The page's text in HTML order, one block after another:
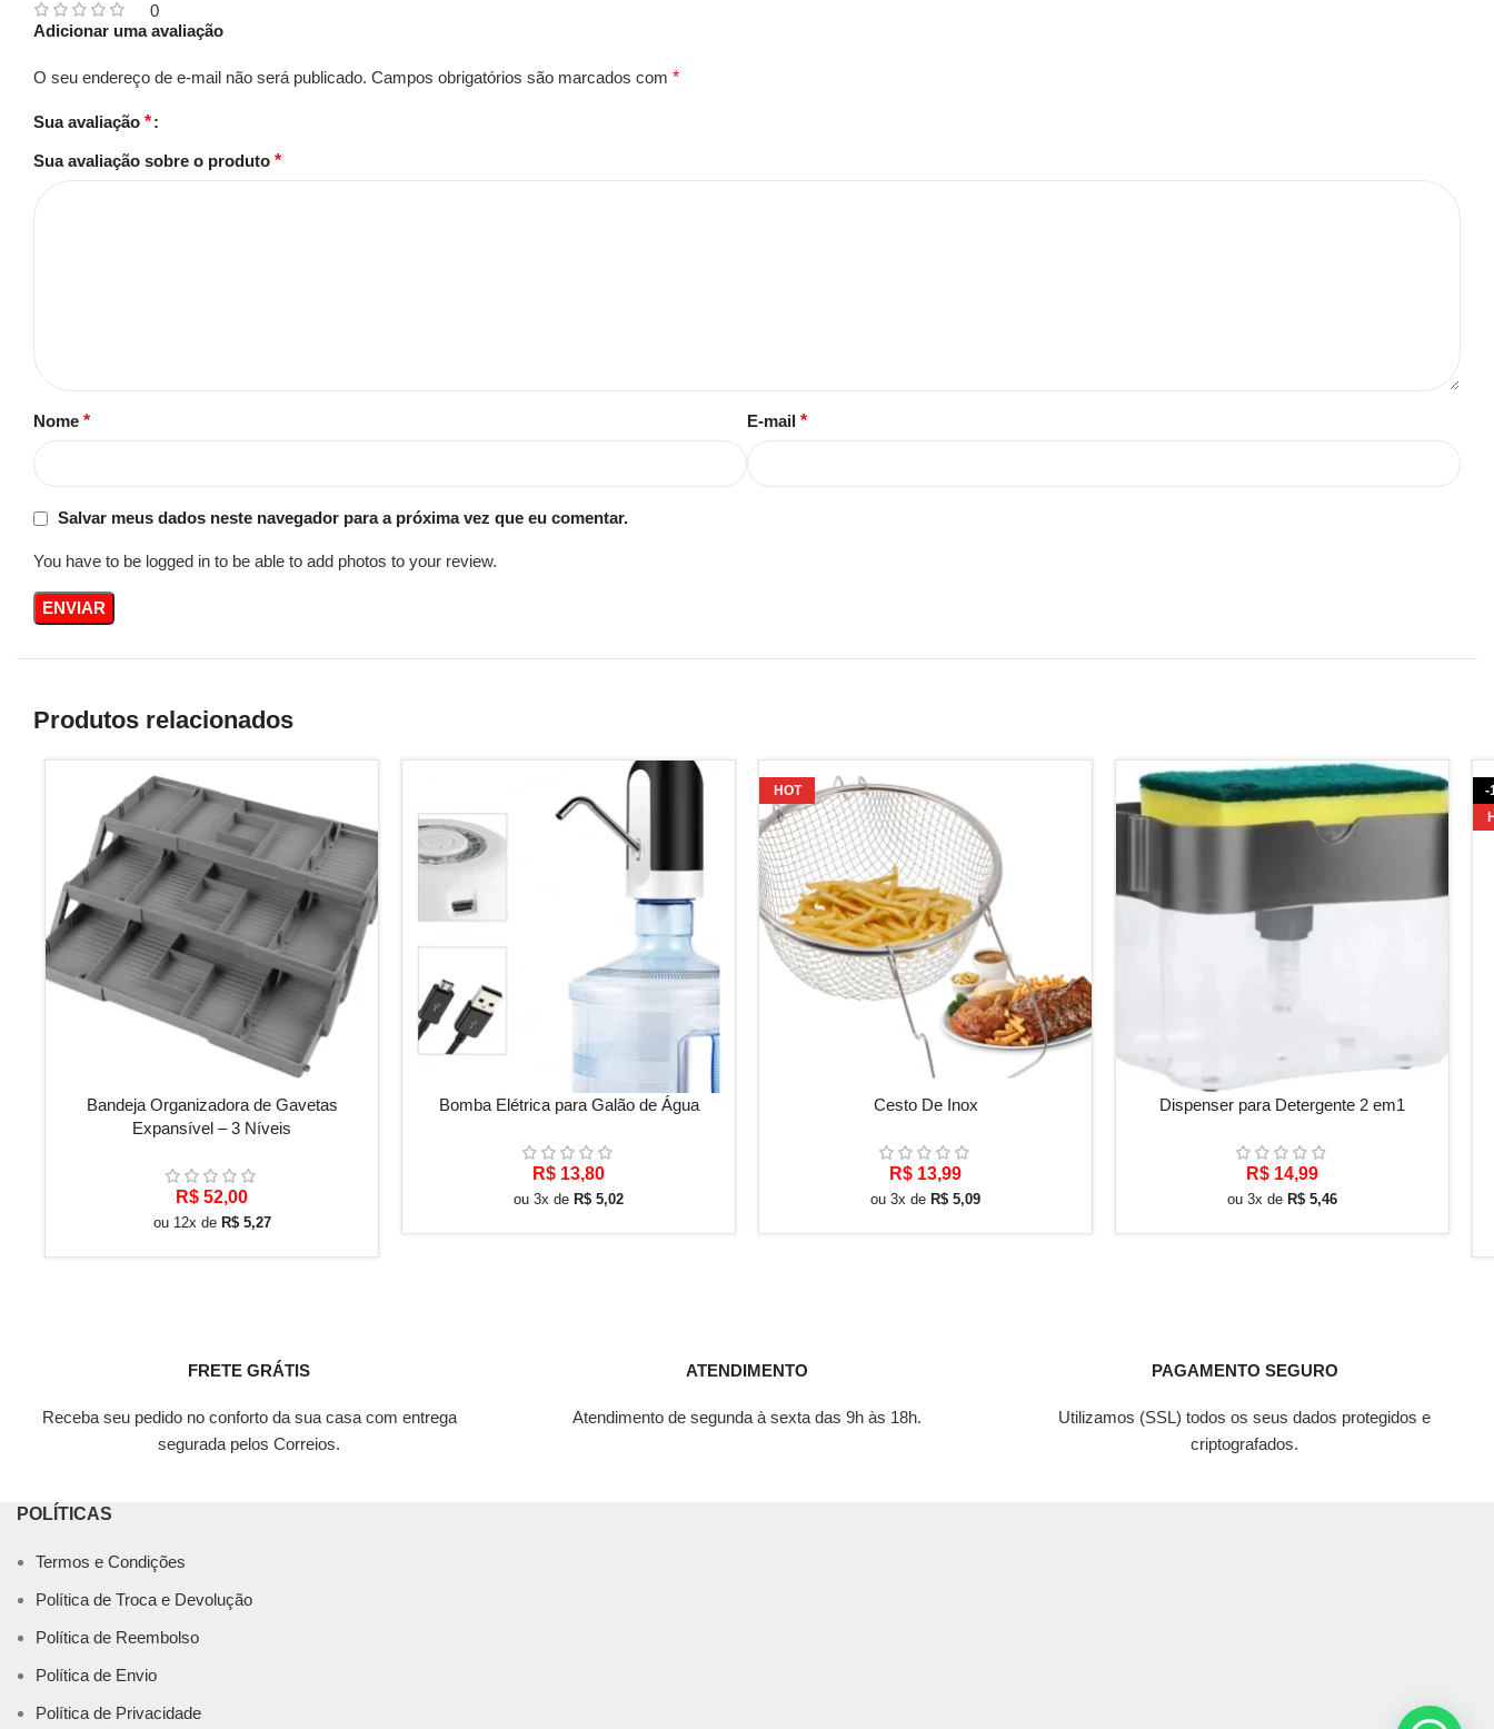
0
Adicionar uma avaliação
O seu endereço de e-mail não será publicado. Campos obrigatórios são marcados com *
Sua avaliação *
Sua avaliação sobre o produto *
Nome * E-mail *
Salvar meus dados neste navegador para a próxima vez que eu comentar.
You have to be logged in to be able to add photos to your review.
Produtos relacionados
ADICIONAR AO CARRINHO
Bandeja Organizadora de Gavetas
Expansível – 3 Níveis
R$ 52,00
ou 12x de R$5,27
VER OPÇÕES
Bomba Elétrica para Galão de Água
R$ 13,80
ou 3x de R$ 5,02
HOT
ADICIONAR AO CARRINHO
Cesto De Inox
R$ 13,99
ou 3x de R$ 5,09
ADICIONAR AO CARRINHO
Dispenser para Detergente 2 em1
R$ 14,99
ou 3x de R$ 5,46
-
FRETE GRÁTIS
Receba seu pedido no conforto da sua casa com entrega
segurada pelos Correios.
ATENDIMENTO
Atendimento de segunda à sexta das 9h às 18h.
PAGAMENTO SEGURO
Utilizamos (SSL) todos os seus dados protegidos e
criptografados.
POLÍTICAS
Termos e Condições
Política de Troca e Devolução
Política de Reembolso
Política de Envio
Política de Privacidade